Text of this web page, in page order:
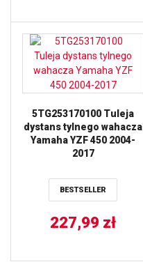
5TG253170100 Tuleja
dystans tylnego wahacza
Yamaha YZF 450 2004-
2017
BESTSELLER
227,99 zł